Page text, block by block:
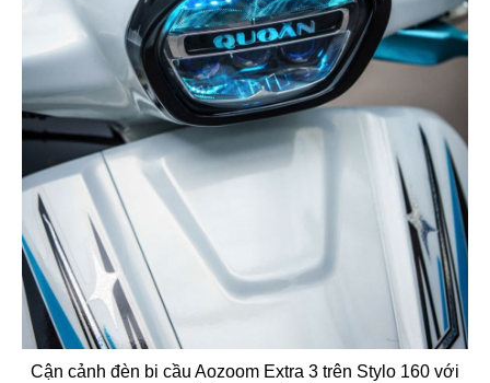
Cận cảnh đèn bi cầu Aozoom Extra 3 trên Stylo 160 với